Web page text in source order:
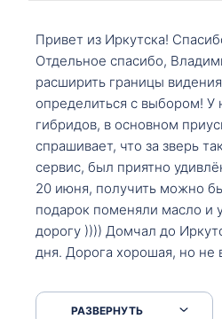
Привет из Иркутска!
Отдельное спасибо,
расширить границы
определиться с выбором! У
гибридов, в основном
спрашивает, что за зверь
сервис, был приятно
20 июня, получить можно
подарок поменяли масло и
дорогу )))) Домчал до
дня. Дорога хорошая, но не
серпантинах по пути
РАЗВЕРНУТЬ